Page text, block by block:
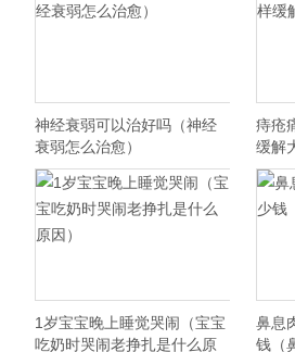
神经衰弱可以治好吗（神经
衰弱怎么治愈）
痔疮
缓解
1岁宝宝晚上睡觉哭闹（宝宝
吃奶时哭闹老挣扎是什么原
鼻息
钱（